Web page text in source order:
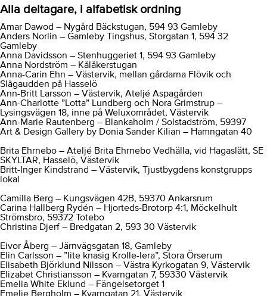
Alla deltagare, i alfabetisk ordning
Amar Dawod – Nygård Bäckstugan, 594 93 Gamleby
Anders Norlin – Gamleby Tingshus, Storgatan 1, 594 32
Gamleby
Anna Davidsson – Stenhuggeriet 1, 594 93 Gamleby
Anna Nordström – Kålåkerstugan
Anna-Carin Ehn – Västervik, mellan gårdarna Flövik och
Slågaudden på Hasselö
Ann-Britt Larsson – Västervik, Ateljé Aspagården
Ann-Charlotte ”Lotta” Lundberg och Nora Grimstrup –
Lysingsvägen 18, inne på Weluxområdet, Västervik
Ann-Marie Rautenberg – Blankaholm / Solstadström, 59397
Art & Design Gallery by Donia Sander Kilian – Hamngatan 40
Brita Ehrnebo – Ateljé Brita Ehrnebo Vedhälla, vid Hagaslätt, SE
SKYLTAR, Hasselö, Västervik
Britt-Inger Kindstrand – Västervik, Tjustbygdens konstgrupps
lokal
Camilla Berg – Kungsvägen 42B, 59370 Ankarsrum
Carina Hallberg Rydén – Hjorteds-Brotorp 4:1, Möckelhult
Strömsbro, 59372 Totebo
Christina Djerf – Bredgatan 2, 593 30 Västervik
Eivor Åberg – Järnvägsgatan 18, Gamleby
Elin Carlsson – ”lite knasig Krolle-lera”, Stora Örserum
Elisabeth Björklund Nilsson – Västra Kyrkogatan 9, Västervik
Elizabet Christiansson – Kvarngatan 7, 59330 Västervik
Emelia White Eklund – Fängelsetorget 1
Emelie Bergholm – Kvarngatan 21, Västervik